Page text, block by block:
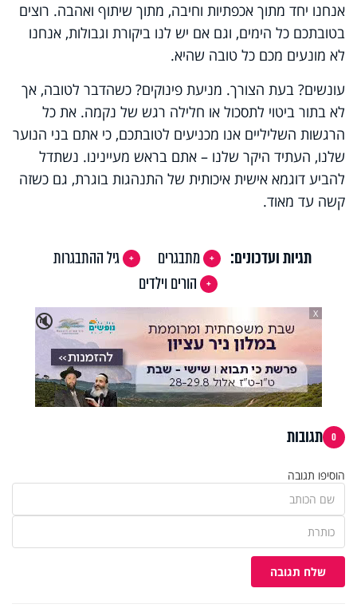
אנחנו יחד מתוך אכפתיות וחיבה, מתוך שיתוף ואהבה. רוצים
בטובתכם כל הימים, וגם אם יש לנו ביקורת וגבולות, אנחנו
לא מונעים מכם כל טובה שהיא.
עונשים? בעת הצורך. מניעת פינוקים? כשהדבר לטובה, אך
לא בתור ביטוי לתסכול או חלילה רגש של נקמה. את כל
הרגשות השליליים אנו מכניעים לטובתכם, כי אתם בני הנוער
שלנו, העתיד היקר שלנו – אתם בראש מעיינינו. נשתדל
להביע דוגמא אישית איכותית של התנהגות בוגרת, גם כשזה
קשה עד מאוד.
תגיות ועדכונים: מתבגרים
גיל ההתבגרות
הורים וילדים
🔇
X
0 תגובות
הוסיפו תגובה
שלח תגובה